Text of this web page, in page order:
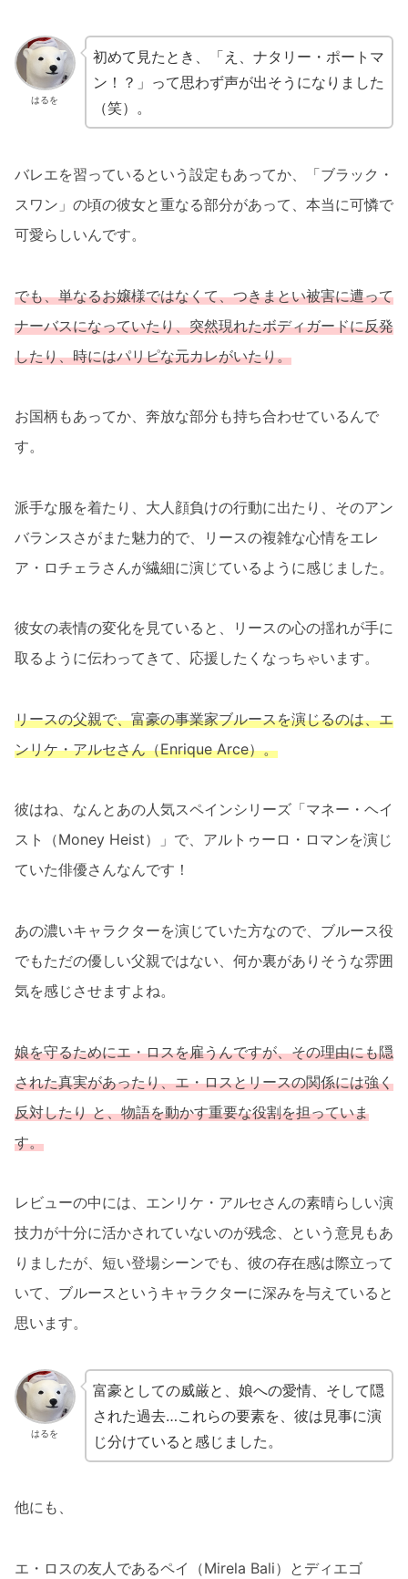
はるを
初めて見たとき、「え、ナタリー・ポートマ
ン！？」って思わず声が出そうになりました
（笑）。
バレエを習っているという設定もあってか、「ブラック・
スワン」の頃の彼女と重なる部分があって、本当に可憐で
可愛らしいんです。
でも、単なるお嬢様ではなくて、つきまとい被害に遭って
ナーバスになっていたり、突然現れたボディガードに反発
したり、時にはパリピな元カレがいたり。
お国柄もあってか、奔放な部分も持ち合わせているんで
す。
派手な服を着たり、大人顔負けの行動に出たり、そのアン
バランスさがまた魅力的で、リースの複雑な心情をエレ
ア・ロチェラさんが繊細に演じているように感じました。
彼女の表情の変化を見ていると、リースの心の揺れが手に
取るように伝わってきて、応援したくなっちゃいます。
リースの父親で、富豪の事業家ブルースを演じるのは、エ
ンリケ・アルセさん（Enrique Arce）。
彼はね、なんとあの人気スペインシリーズ「マネー・ヘイ
スト（Money Heist）」で、アルトゥーロ・ロマンを演じ
ていた俳優さんなんです！
あの濃いキャラクターを演じていた方なので、ブルース役
でもただの優しい父親ではない、何か裏がありそうな雰囲
気を感じさせますよね。
娘を守るためにエ・ロスを雇うんですが、その理由にも隠
された真実があったり、エ・ロスとリースの関係には強く
反対したり と、物語を動かす重要な役割を担っていま
す。
レビューの中には、エンリケ・アルセさんの素晴らしい演
技力が十分に活かされていないのが残念、という意見もあ
りましたが、短い登場シーンでも、彼の存在感は際立って
いて、ブルースというキャラクターに深みを与えていると
思います。
はるを
富豪としての威厳と、娘への愛情、そして隠
された過去…これらの要素を、彼は見事に演
じ分けていると感じました。
他にも、
エ・ロスの友人であるペイ（Mirela Bali）とディエゴ